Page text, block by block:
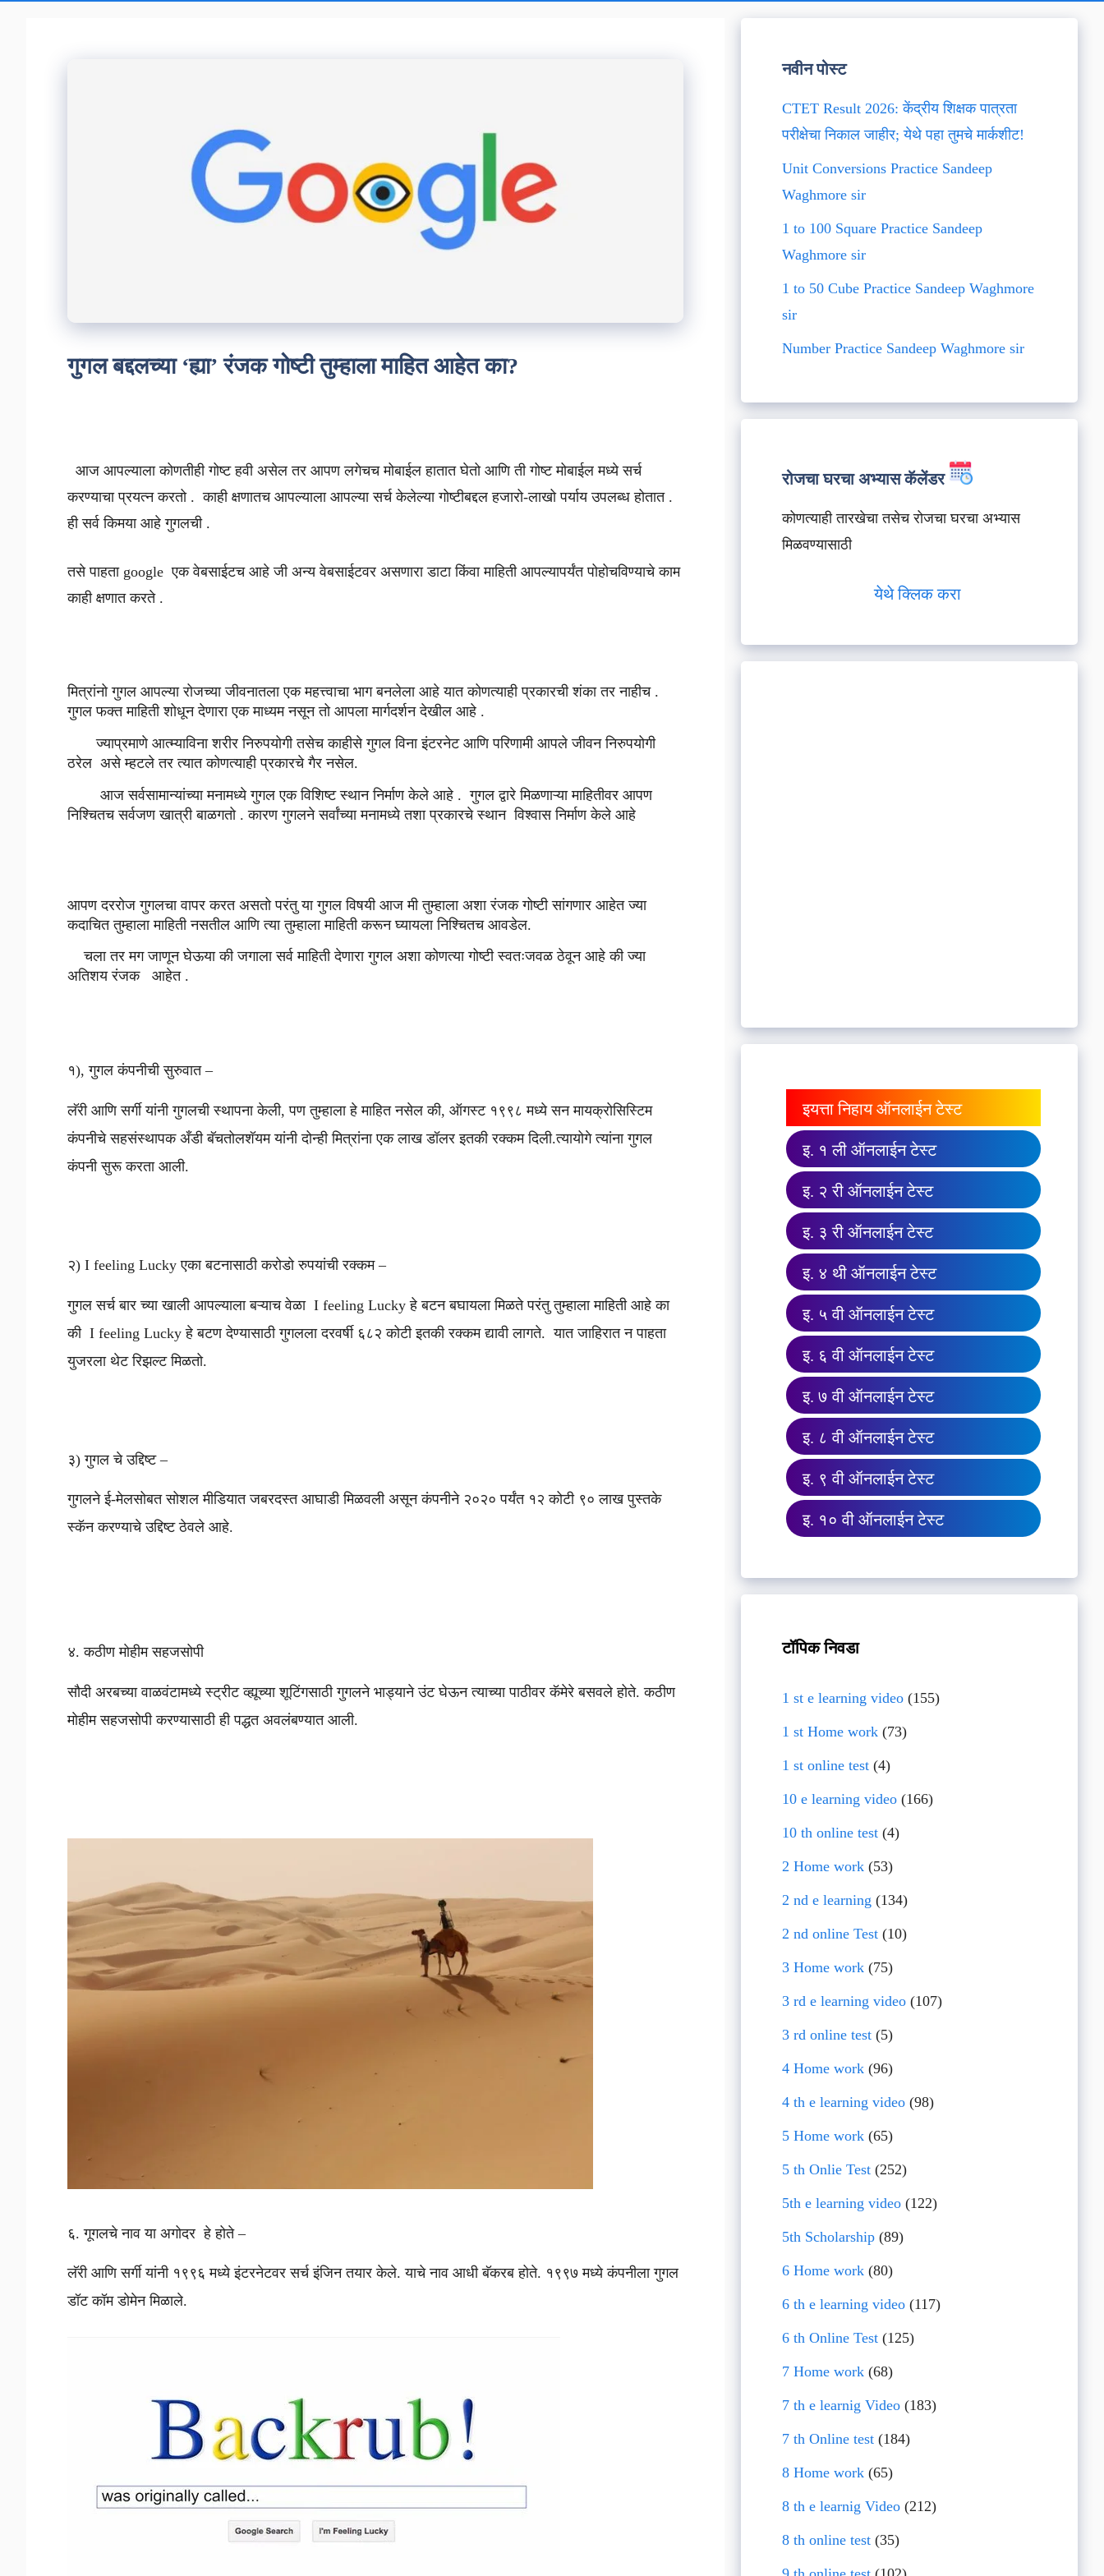
गुगल बद्दलच्या ‘ह्या’ रंजक गोष्टी तुम्हाला माहित आहेत का?
आज आपल्याला कोणतीही गोष्ट हवी असेल तर आपण लगेचच मोबाईल हातात घेतो आणि ती गोष्ट मोबाईल मध्ये सर्च
करण्याचा प्रयत्न करतो . काही क्षणातच आपल्याला आपल्या सर्च केलेल्या गोष्टीबद्दल हजारो-लाखो पर्याय उपलब्ध होतात .
ही सर्व किमया आहे गुगलची .
तसे पाहता google एक वेबसाईटच आहे जी अन्य वेबसाईटवर असणारा डाटा किंवा माहिती आपल्यापर्यंत पोहोचविण्याचे काम
काही क्षणात करते .
मित्रांनो गुगल आपल्या रोजच्या जीवनातला एक महत्त्वाचा भाग बनलेला आहे यात कोणत्याही प्रकारची शंका तर नाहीच .
गुगल फक्त माहिती शोधून देणारा एक माध्यम नसून तो आपला मार्गदर्शन देखील आहे .
ज्याप्रमाणे आत्म्याविना शरीर निरुपयोगी तसेच काहीसे गुगल विना इंटरनेट आणि परिणामी आपले जीवन निरुपयोगी
ठरेल असे म्हटले तर त्यात कोणत्याही प्रकारचे गैर नसेल.
आज सर्वसामान्यांच्या मनामध्ये गुगल एक विशिष्ट स्थान निर्माण केले आहे . गुगल द्वारे मिळणाऱ्या माहितीवर आपण
निश्चितच सर्वजण खात्री बाळगतो . कारण गुगलने सर्वांच्या मनामध्ये तशा प्रकारचे स्थान विश्वास निर्माण केले आहे
आपण दररोज गुगलचा वापर करत असतो परंतु या गुगल विषयी आज मी तुम्हाला अशा रंजक गोष्टी सांगणार आहेत ज्या
कदाचित तुम्हाला माहिती नसतील आणि त्या तुम्हाला माहिती करून घ्यायला निश्चितच आवडेल.
चला तर मग जाणून घेऊया की जगाला सर्व माहिती देणारा गुगल अशा कोणत्या गोष्टी स्वतःजवळ ठेवून आहे की ज्या
अतिशय रंजक आहेत .
१), गुगल कंपनीची सुरुवात –
लॅरी आणि सर्गी यांनी गुगलची स्थापना केली, पण तुम्हाला हे माहित नसेल की, ऑगस्ट १९९८ मध्ये सन मायक्रोसिस्टिम
कंपनीचे सहसंस्थापक अँडी बॅचतोलशॅयम यांनी दोन्ही मित्रांना एक लाख डॉलर इतकी रक्कम दिली.त्यायोगे त्यांना गुगल
कंपनी सुरू करता आली.
२) I feeling Lucky एका बटनासाठी करोडो रुपयांची रक्कम –
गुगल सर्च बार च्या खाली आपल्याला बऱ्याच वेळा I feeling Lucky हे बटन बघायला मिळते परंतु तुम्हाला माहिती आहे का
की I feeling Lucky हे बटण देण्यासाठी गुगलला दरवर्षी ६८२ कोटी इतकी रक्कम द्यावी लागते. यात जाहिरात न पाहता
युजरला थेट रिझल्ट मिळतो.
३) गुगल चे उद्दिष्ट –
गुगलने ई-मेलसोबत सोशल मीडियात जबरदस्त आघाडी मिळवली असून कंपनीने २०२० पर्यंत १२ कोटी ९० लाख पुस्तके
स्कॅन करण्याचे उद्दिष्ट ठेवले आहे.
४. कठीण माेहीम सहजसोपी
सौदी अरबच्या वाळवंटामध्ये स्ट्रीट व्ह्यूच्या शूटिंगसाठी गुगलने भाड्याने उंट घेऊन त्याच्या पाठीवर कॅमेरे बसवले होते. कठीण
माेहीम सहजसोपी करण्यासाठी ही पद्धत अवलंबण्यात आली.
६. गूगलचे नाव या अगोदर हे होते –
लॅरी आणि सर्गी यांनी १९९६ मध्ये इंटरनेटवर सर्च इंजिन तयार केले. याचे नाव आधी बॅकरब होते. १९९७ मध्ये कंपनीला गुगल
डॉट कॉम डोमेन मिळाले.
नवीन पोस्ट
CTET Result 2026: केंद्रीय शिक्षक पात्रता
परीक्षेचा निकाल जाहीर; येथे पहा तुमचे मार्कशीट!
Unit Conversions Practice Sandeep
Waghmore sir
1 to 100 Square Practice Sandeep
Waghmore sir
1 to 50 Cube Practice Sandeep Waghmore
sir
Number Practice Sandeep Waghmore sir
रोजचा घरचा अभ्यास कॅलेंडर
कोणत्याही तारखेचा तसेच रोजचा घरचा अभ्यास
मिळवण्यासाठी
येथे क्लिक करा
इयत्ता निहाय ऑनलाईन टेस्ट
इ. १ ली ऑनलाईन टेस्ट
इ. २ री ऑनलाईन टेस्ट
इ. ३ री ऑनलाईन टेस्ट
इ. ४ थी ऑनलाईन टेस्ट
इ. ५ वी ऑनलाईन टेस्ट
इ. ६ वी ऑनलाईन टेस्ट
इ. ७ वी ऑनलाईन टेस्ट
इ. ८ वी ऑनलाईन टेस्ट
इ. ९ वी ऑनलाईन टेस्ट
इ. १० वी ऑनलाईन टेस्ट
टॉपिक निवडा
1 st e learning video(155)
1 st Home work(73)
1 st online test(4)
10 e learning video(166)
10 th online test(4)
2 Home work(53)
2 nd e learning (134)
2 nd online Test(10)
3 Home work(75)
3 rd e learning video(107)
3 rd online test(5)
4 Home work(96)
4 th e learning video(98)
5 Home work(65)
5 th Onlie Test(252)
5th e learning video(122)
5th Scholarship(89)
6 Home work(80)
6 th e learning video(117)
6 th Online Test(125)
7 Home work(68)
7 th e learnig Video(183)
7 th Online test(184)
8 Home work(65)
8 th e learnig Video(212)
8 th online test(35)